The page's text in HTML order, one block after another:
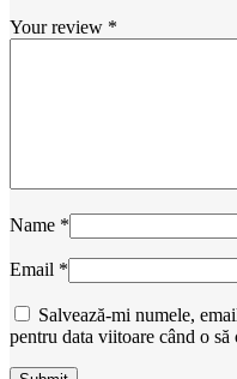
Your review *
Name *
Email *
Salvează-mi numele,
pentru data viitoare când o să